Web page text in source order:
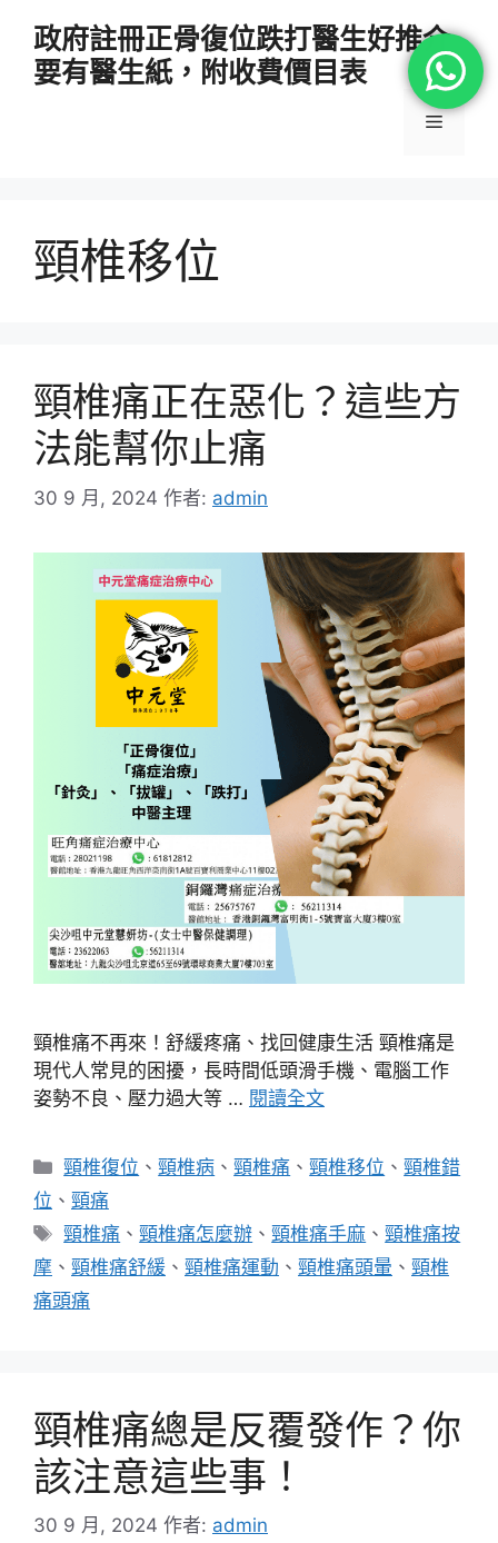
政府註冊正骨復位跌打醫生好推介
要有醫生紙，附收費價目表
選
頸椎移位
頸椎痛正在惡化？這些方
法能幫你止痛
30 9 月, 2024 作者: admin
頸椎痛不再來！舒緩疼痛、找回健康生活 頸椎痛是
現代人常見的困擾，長時間低頭滑手機、電腦工作
姿勢不良、壓力過大等 … 閱讀全文
分
類
頸椎復位 、頸椎病 、頸椎痛 、頸椎移位 、頸椎錯
位 、 頸痛
標
籤
頸椎痛 、頸椎痛怎麼辦 、頸椎痛手麻 、頸椎痛按
摩 、 頸椎痛舒緩 、 頸椎痛運動 、 頸椎痛頭暈 、 頸椎
痛頭痛
頸椎痛總是反覆發作？你
該注意這些事！
30 9 月, 2024 作者: admin